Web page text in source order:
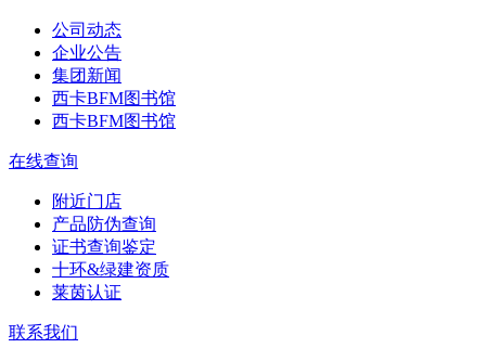
公司动态
企业公告
集团新闻
西卡BFM图书馆
西卡BFM图书馆
在线查询
附近门店
产品防伪查询
证书查询鉴定
十环&绿建资质
莱茵认证
联系我们